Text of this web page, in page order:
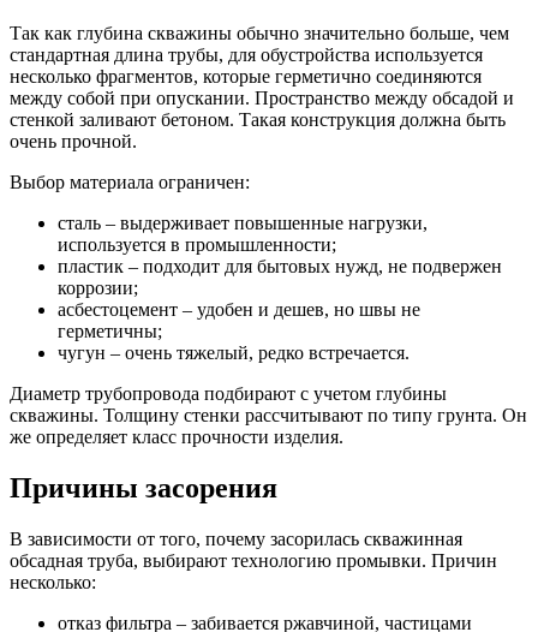
Так как глубина скважины обычно значительно больше, чем
стандартная длина трубы, для обустройства используется
несколько фрагментов, которые герметично соединяются
между собой при опускании. Пространство между обсадой и
стенкой заливают бетоном. Такая конструкция должна быть
очень прочной.
Выбор материала ограничен:
сталь – выдерживает повышенные нагрузки,
используется в промышленности;
пластик – подходит для бытовых нужд, не подвержен
коррозии;
асбестоцемент – удобен и дешев, но швы не
герметичны;
чугун – очень тяжелый, редко встречается.
Диаметр трубопровода подбирают с учетом глубины
скважины. Толщину стенки рассчитывают по типу грунта. Он
же определяет класс прочности изделия.
Причины засорения
В зависимости от того, почему засорилась скважинная
обсадная труба, выбирают технологию промывки. Причин
несколько:
отказ фильтра – забивается ржавчиной, частицами